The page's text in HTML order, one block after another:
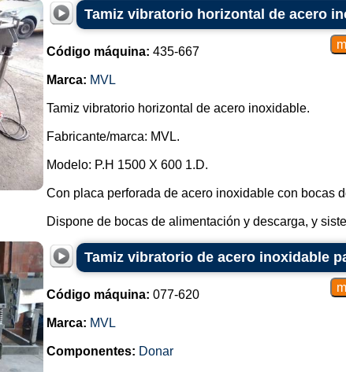
Tamiz vibratorio horizontal de acero
Código máquina: 435-667
Marca: MVL
Tamiz vibratorio horizontal de acero inoxidable.
Fabricante/marca: MVL.
Modelo: P.H 1500 X 600 1.D.
Con placa perforada de acero inoxidable con bocas
Dispone de bocas de alimentación y descarga, y
Tamiz vibratorio de acero inoxidable
Código máquina: 077-620
Marca: MVL
Componentes: Donar